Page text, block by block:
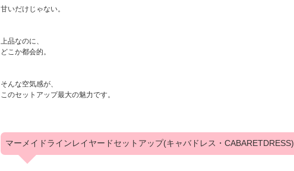
甘いだけじゃない。
上品なのに、
どこか都会的。
そんな空気感が、
このセットアップ最大の魅力です。
マーメイドラインレイヤードセットアップ(キャバドレス・CABARETDRESS)